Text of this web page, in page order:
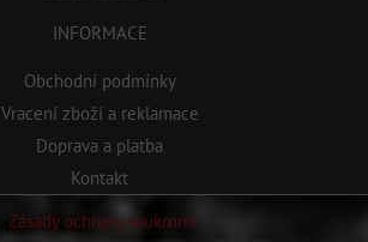
INFORMACE
Obchodní podmínky
Vracení zboží a reklamace
Doprava a platba
Kontakt
Zásady ochrany soukromí